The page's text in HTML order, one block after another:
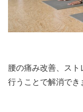
腰の痛み改善、ス
行うことで解消でき